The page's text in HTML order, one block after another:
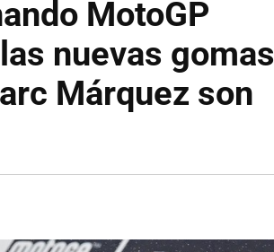
MotoGP
nuevas gomas
Márquez son